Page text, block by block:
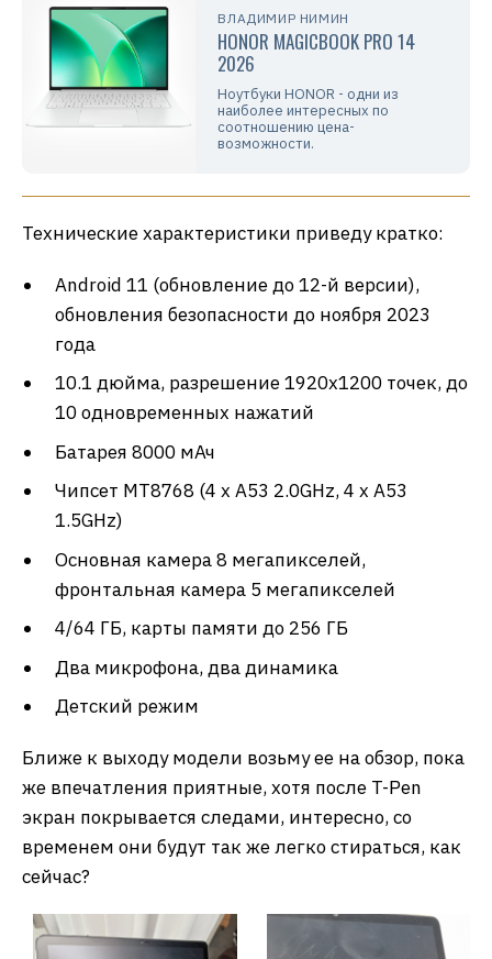
ВЛАДИМИР НИМИН
HONOR MAGICBOOK PRO 14
2026
Ноутбуки HONOR - одни из
наиболее интересных по
соотношению цена-
возможности.
Технические характеристики приведу кратко:
Android 11 (обновление до 12-й версии),
обновления безопасности до ноября 2023
года
10.1 дюйма, разрешение 1920х1200 точек, до
10 одновременных нажатий
Батарея 8000 мАч
Чипсет MT8768 (4 x A53 2.0GHz, 4 x A53
1.5GHz)
Основная камера 8 мегапикселей,
фронтальная камера 5 мегапикселей
4/64 ГБ, карты памяти до 256 ГБ
Два микрофона, два динамика
Детский режим
Ближе к выходу модели возьму ее на обзор, пока
же впечатления приятные, хотя после T-Pen
экран покрывается следами, интересно, со
временем они будут так же легко стираться, как
сейчас?